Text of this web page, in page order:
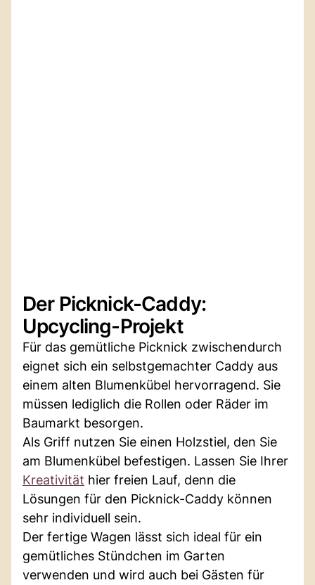
Der Picknick-Caddy:
Upcycling-Projekt
Für das gemütliche Picknick zwischendurch
eignet sich ein selbstgemachter Caddy aus
einem alten Blumenkübel hervorragend. Sie
müssen lediglich die Rollen oder Räder im
Baumarkt besorgen.
Als Griff nutzen Sie einen Holzstiel, den Sie
am Blumenkübel befestigen. Lassen Sie Ihrer
Kreativität hier freien Lauf, denn die
Lösungen für den Picknick-Caddy können
sehr individuell sein.
Der fertige Wagen lässt sich ideal für ein
gemütliches Stündchen im Garten
verwenden und wird auch bei Gästen für